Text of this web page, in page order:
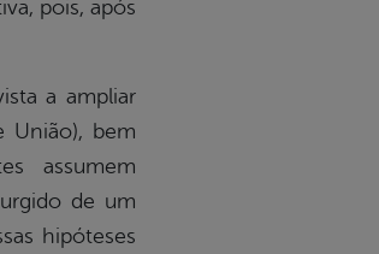
pois, após
a ampliar
União), bem
assumem
de um
hipóteses